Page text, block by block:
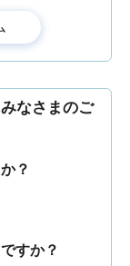
なさまのご
？
すか？